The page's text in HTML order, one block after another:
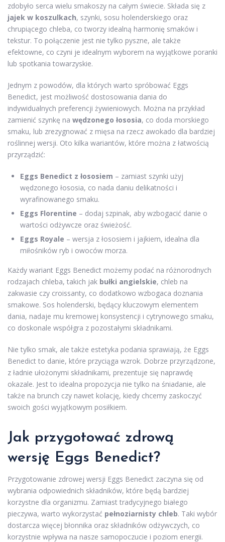
zdobyło serca wielu smakoszy na całym świecie. Składa się z
jajek w koszulkach, szynki, sosu holenderskiego oraz
chrupiącego chleba, co tworzy idealną harmonię smaków i
tekstur. To połączenie jest nie tylko pyszne, ale także
efektowne, co czyni je idealnym wyborem na wyjątkowe poranki
lub spotkania towarzyskie.
Jednym z powodów, dla których warto spróbować Eggs
Benedict, jest możliwość dostosowania dania do
indywidualnych preferencji żywieniowych. Można na przykład
zamienić szynkę na wędzonego łososia, co doda morskiego
smaku, lub zrezygnować z mięsa na rzecz awokado dla bardziej
roślinnej wersji. Oto kilka wariantów, które można z łatwością
przyrządzić:
Eggs Benedict z łososiem – zamiast szynki użyj
wędzonego łososia, co nada daniu delikatności i
wyrafinowanego smaku.
Eggs Florentine – dodaj szpinak, aby wzbogacić danie o
wartości odżywcze oraz świeżość.
Eggs Royale – wersja z łososiem i jajkiem, idealna dla
miłośników ryb i owoców morza.
Każdy wariant Eggs Benedict możemy podać na różnorodnych
rodzajach chleba, takich jak bułki angielskie, chleb na
zakwasie czy croissanty, co dodatkowo wzbogaca doznania
smakowe. Sos holenderski, będący kluczowym elementem
dania, nadaje mu kremowej konsystencji i cytrynowego smaku,
co doskonale współgra z pozostałymi składnikami.
Nie tylko smak, ale także estetyka podania sprawiają, że Eggs
Benedict to danie, które przyciąga wzrok. Dobrze przyrządzone,
z ładnie ułożonymi składnikami, prezentuje się naprawdę
okazale. Jest to idealna propozycja nie tylko na śniadanie, ale
także na brunch czy nawet kolację, kiedy chcemy zaskoczyć
swoich gości wyjątkowym posiłkiem.
Jak przygotować zdrową
wersję Eggs Benedict?
Przygotowanie zdrowej wersji Eggs Benedict zaczyna się od
wybrania odpowiednich składników, które będą bardziej
korzystne dla organizmu. Zamiast tradycyjnego białego
pieczywa, warto wykorzystać pełnoziarnisty chleb. Taki wybór
dostarcza więcej błonnika oraz składników odżywczych, co
korzystnie wpływa na nasze samopoczucie i poziom energii.